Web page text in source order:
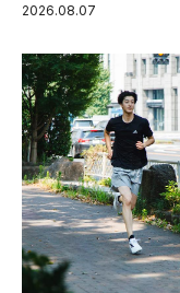
グ習慣。
2026.08.07